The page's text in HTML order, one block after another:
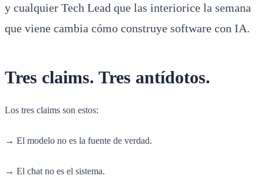
y cualquier Tech Lead que las interiorice la semana
que viene cambia cómo construye software con IA.
Tres claims. Tres antídotos.
Los tres claims son estos:
→ El modelo no es la fuente de verdad.
→ El chat no es el sistema.